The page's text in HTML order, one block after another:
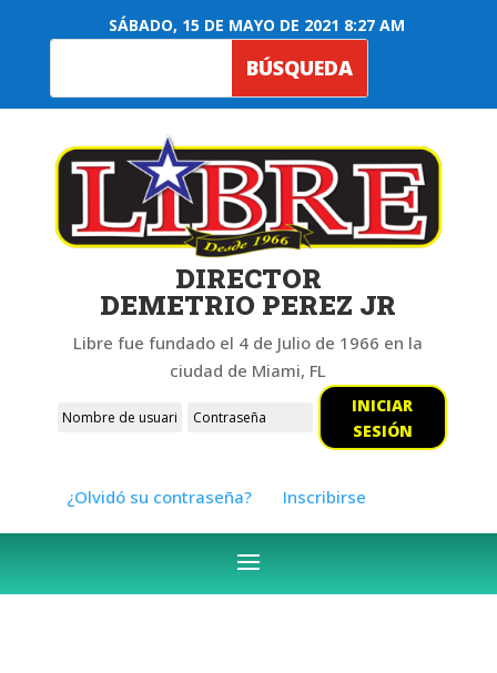
SÁBADO, 15 DE MAYO DE 2021 8:27 AM
DIRECTOR
DEMETRIO PEREZ JR
Libre fue fundado el 4 de Julio de 1966 en la
ciudad de Miami, FL
INICIAR
SESIÓN
¿Olvidó su contraseña? Inscribirse